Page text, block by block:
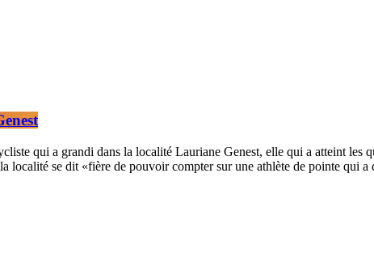
qui a grandi dans la localité Lauriane Genest, elle qui a atteint les
se dit «fière de pouvoir compter sur une athlète de pointe qui